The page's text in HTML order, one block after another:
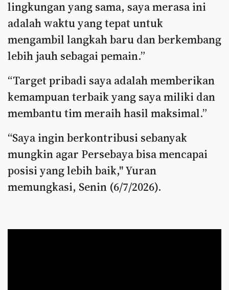
lingkungan yang sama, saya merasa ini
adalah waktu yang tepat untuk
mengambil langkah baru dan berkembang
lebih jauh sebagai pemain.”
“Target pribadi saya adalah memberikan
kemampuan terbaik yang saya miliki dan
membantu tim meraih hasil maksimal.”
“Saya ingin berkontribusi sebanyak
mungkin agar Persebaya bisa mencapai
posisi yang lebih baik," Yuran
memungkasi, Senin (6/7/2026).